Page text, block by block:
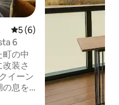
レビュー6件、5つ星中5つ
5 (6)
6
の中
装さ
イーン
の息を
ま